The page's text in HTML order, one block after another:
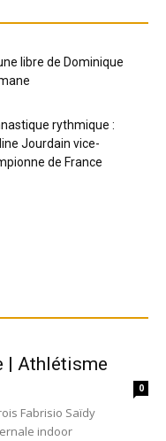
libre de Dominique
rythmique :
Jourdain vice-
de France
| Athlétisme
0
Fabrisio Saïdy
indoor